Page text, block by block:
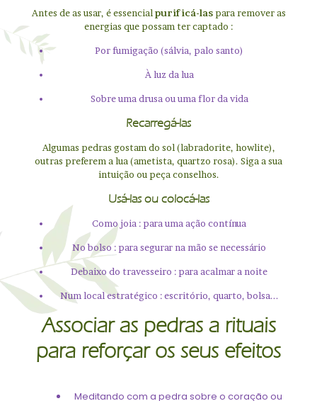
Antes de as usar, é essencial purificá-laspara remover as
energias que possam ter captado :
Por fumigação (sálvia, palo santo)
À luz da lua
Sobre uma drusa ou uma flor da vida
Recarregá-las
Algumas pedras gostam do sol (labradorite, howlite),
outras preferem a lua (ametista, quartzo rosa). Siga a sua
intuição ou peça conselhos.
Usá-las ou colocá-las
Como joia : para uma ação contínua
No bolso : para segurar na mão se necessário
Debaixo do travesseiro : para acalmar a noite
Num local estratégico : escritório, quarto, bolsa...
Associar as pedras a rituais
para reforçar os seus efeitos
Meditando com a pedra sobre o coração ou